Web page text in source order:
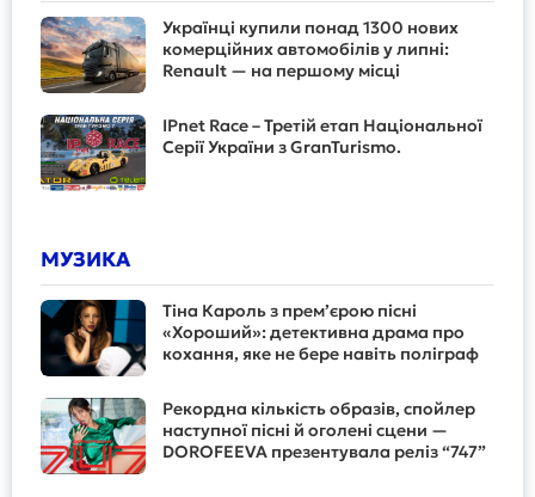
Українці купили понад 1300 нових
комерційних автомобілів у липні:
Renault — на першому місці
IPnet Race – Третій етап Національної
Серії України з GranTurismo.
МУЗИКА
Тіна Кароль з прем’єрою пісні
«Хороший»: детективна драма про
кохання, яке не бере навіть поліграф
Рекордна кількість образів, спойлер
наступної пісні й оголені сцени —
DOROFEEVA презентувала реліз “747”